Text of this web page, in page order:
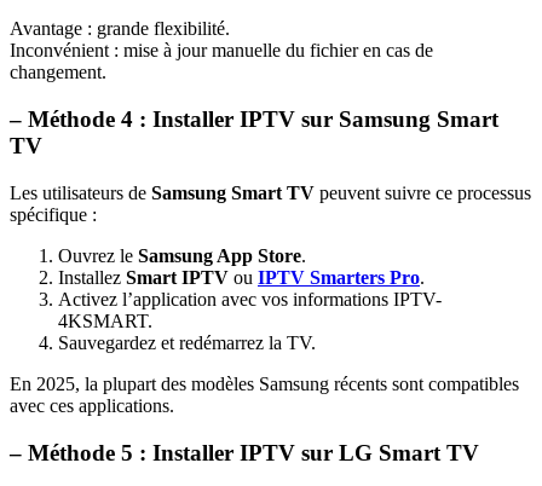
Avantage : grande flexibilité.
Inconvénient : mise à jour manuelle du fichier en cas de
changement.
– Méthode 4 : Installer IPTV sur Samsung Smart
TV
Les utilisateurs de Samsung Smart TV peuvent suivre ce processus
spécifique :
Ouvrez le Samsung App Store.
Installez Smart IPTV ou IPTV Smarters Pro.
Activez l’application avec vos informations IPTV-
4KSMART.
Sauvegardez et redémarrez la TV.
En 2025, la plupart des modèles Samsung récents sont compatibles
avec ces applications.
– Méthode 5 : Installer IPTV sur LG Smart TV